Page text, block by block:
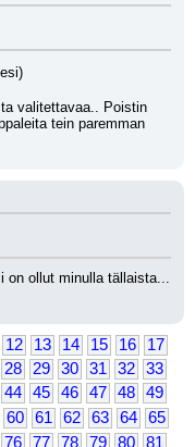
valitettavaa.. Poistin
tein paremman
on ollut minulla tällaista...
12 13 14 15 16
17
28 29 30 31 32
33
44 45 46 47 48
49
60 61 62 63 64
65
76 77 78 79 80 81